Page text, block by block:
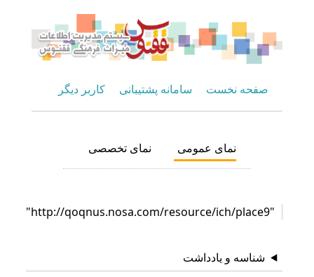
صفحه نخست سامانه پشتیبانی کاربر دیگر
نمای عمومی نمای تخصصی
"http://qoqnus.nosa.com/resource/ich/place9"
شناسه و یادداشت